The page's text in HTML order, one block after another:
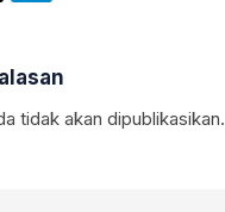
tidak akan dipublikasikan.